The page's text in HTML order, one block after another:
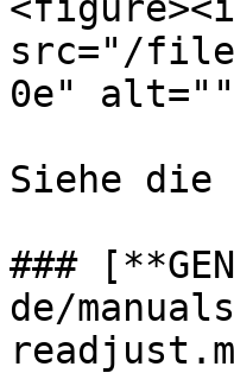
src="/files/
0e"
Siehe die
###
de/